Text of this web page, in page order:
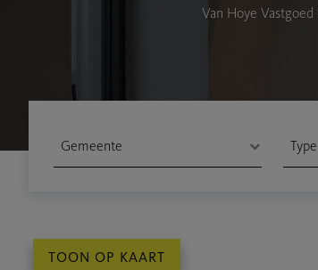
Van Hoye
TOON OP KAART